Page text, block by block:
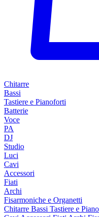
Chitarre
Bassi
Tastiere e Pianoforti
Batterie
Voce
PA
DJ
Studio
Luci
Cavi
Accessori
Fiati
Archi
Fisarmoniche e Organetti
Chitarre Bassi Tastiere e